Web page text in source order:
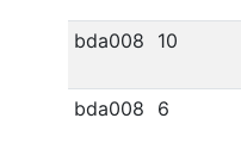
bda008 10
bda008 6